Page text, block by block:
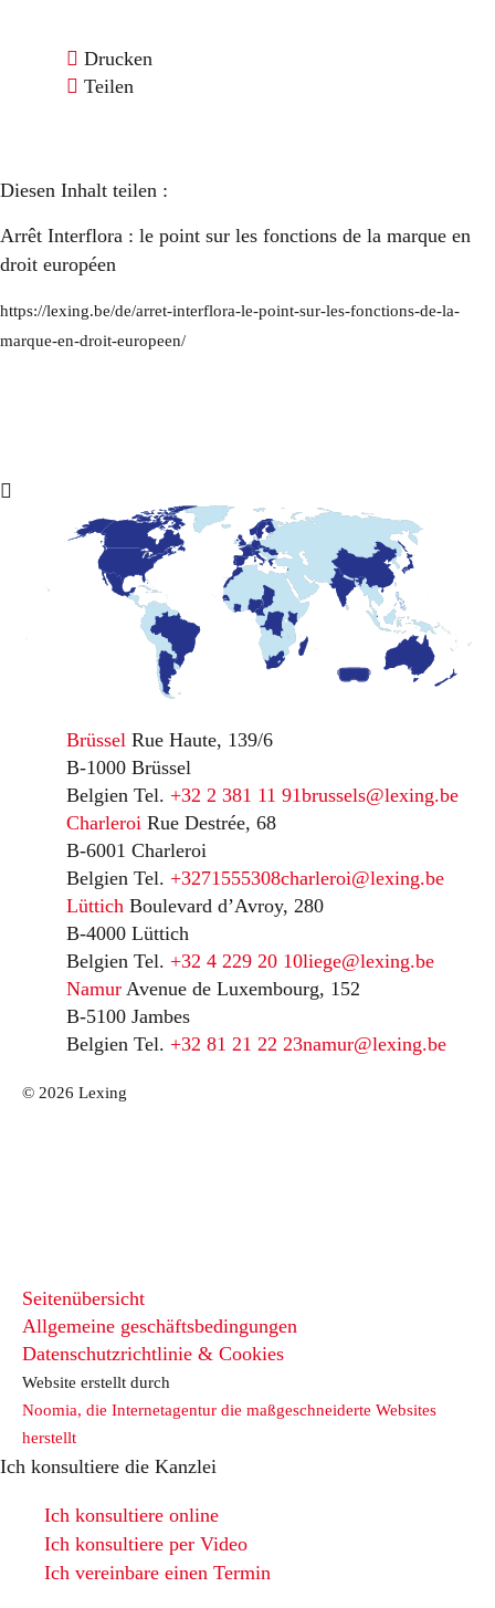
Drucken
Teilen
Diesen Inhalt teilen :
Arrêt Interflora : le point sur les fonctions de la marque en
droit européen
https://lexing.be/de/arret-interflora-le-point-sur-les-fonctions-de-la-
marque-en-droit-europeen/
Brüssel Rue Haute, 139/6
B-1000 Brüssel
Belgien Tel. +32 2 381 11 91brussels@lexing.be
Charleroi Rue Destrée, 68
B-6001 Charleroi
Belgien Tel. +3271555308charleroi@lexing.be
Lüttich Boulevard d’Avroy, 280
B-4000 Lüttich
Belgien Tel. +32 4 229 20 10liege@lexing.be
Namur Avenue de Luxembourg, 152
B-5100 Jambes
Belgien Tel. +32 81 21 22 23namur@lexing.be
© 2026 Lexing
Seitenübersicht
Allgemeine geschäftsbedingungen
Datenschutzrichtlinie & Cookies
Website erstellt durch
Noomia, die Internetagentur die maßgeschneiderte Websites
herstellt
Ich konsultiere die Kanzlei
Ich konsultiere online
Ich konsultiere per Video
Ich vereinbare einen Termin